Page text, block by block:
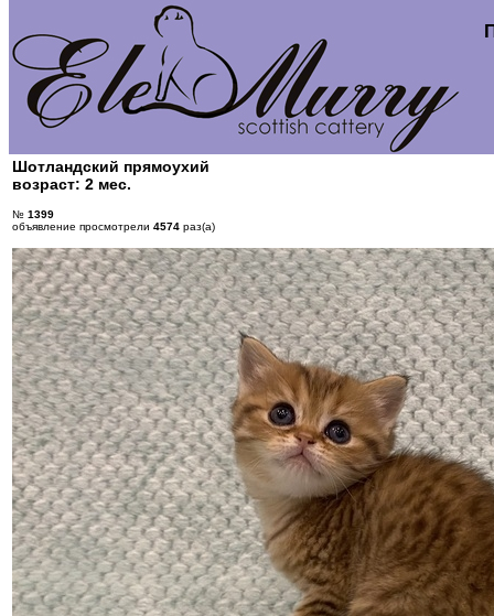
Шотландский прямоухий
возраст: 2 мес.
№ 1399
объявление просмотрели 4574 раз(а)